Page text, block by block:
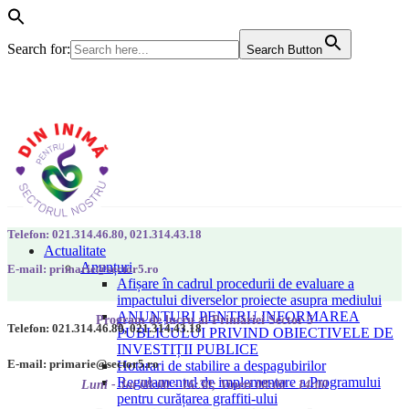
Search for: Search Button
Actualitate
Anunțuri
Afișare în cadrul procedurii de evaluare a
impactului diverselor proiecte asupra mediului
ANUNȚURI PENTRU INFORMAREA
PUBLICULUI PRIVIND OBIECTIVELE DE
INVESTIȚII PUBLICE
Hotarari de stabilire a despagubirilor
Regulamentul de implementare a Programului
pentru curățarea graffiti-ului
Telefon: 021.314.46.80, 021.314.43.18
E-mail: primarie@sector5.ro
Program de lucru al Primăriei Sector 5
Luni - Joi 08:00 - 16:30; Vineri 08:00 - 14:00
Telefon: 021.314.46.80, 021.314.43.18
E-mail: primarie@sector5.ro